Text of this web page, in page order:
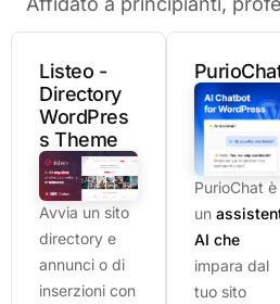
Listeo -
Directory
WordPres
s Theme
Avvia un sito
directory e
annunci o di
inserzioni con
PurioChat è
un
AI che
impara dal
tuo sito